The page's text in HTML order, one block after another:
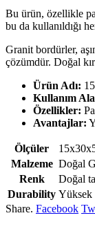
Bu ürün, özellikle
bu da kullanıldığı
Granit bordürler,
çözümdür. Doğal
Ürün Adı:
Kullanım
Özellikler:
Avantajlar:
Ölçüler
Malzeme Doğal
Renk
Doğal
Durability Yüksek
Share. Facebook